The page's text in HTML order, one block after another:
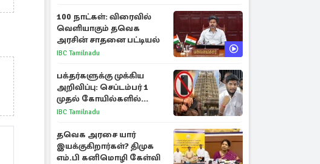
100 நாட்கள்: விரைவில்
வெளியாகும் தவெக
அரசின் சாதனை பட்டியல்
IBC Tamilnadu
பக்தர்களுக்கு முக்கிய
அறிவிப்பு: செப்டம்பர் 1
முதல் கோயில்களில்
மொபைலுக்கு தடை!
IBC Tamilnadu
தவெக அரசை யார்
இயக்குகிறார்கள்? திமுக
எம்.பி கனிமொழி கேள்வி